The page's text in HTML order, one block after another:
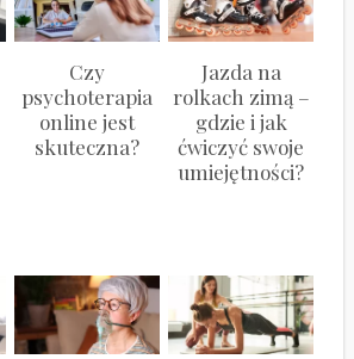
Czy
psychoterapia
online jest
skuteczna?
Jazda na
rolkach zimą –
gdzie i jak
ćwiczyć swoje
umiejętności?